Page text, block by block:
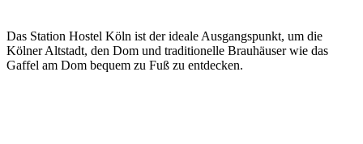
Das Station Hostel Köln ist der ideale Ausgangspunkt, um die
Kölner Altstadt, den Dom und traditionelle Brauhäuser wie das
Gaffel am Dom bequem zu Fuß zu entdecken.